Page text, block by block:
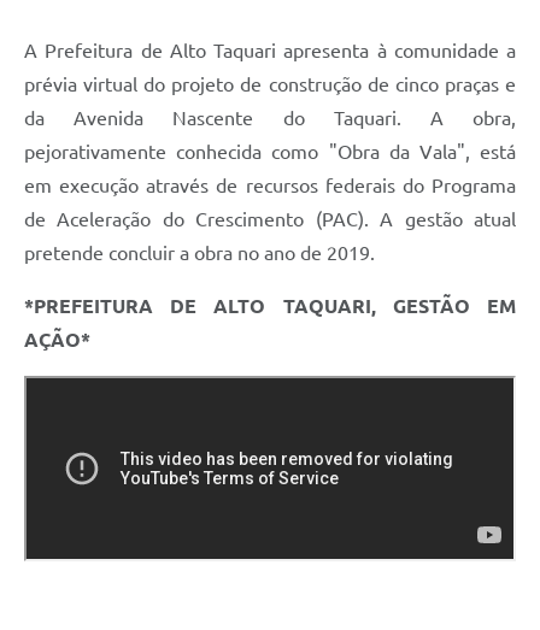
A Prefeitura de Alto Taquari apresenta à comunidade a
prévia virtual do projeto de construção de cinco praças e
da Avenida Nascente do Taquari. A obra,
pejorativamente conhecida como "Obra da Vala", está
em execução através de recursos federais do Programa
de Aceleração do Crescimento (PAC). A gestão atual
pretende concluir a obra no ano de 2019.
*PREFEITURA DE ALTO TAQUARI, GESTÃO EM
AÇÃO*